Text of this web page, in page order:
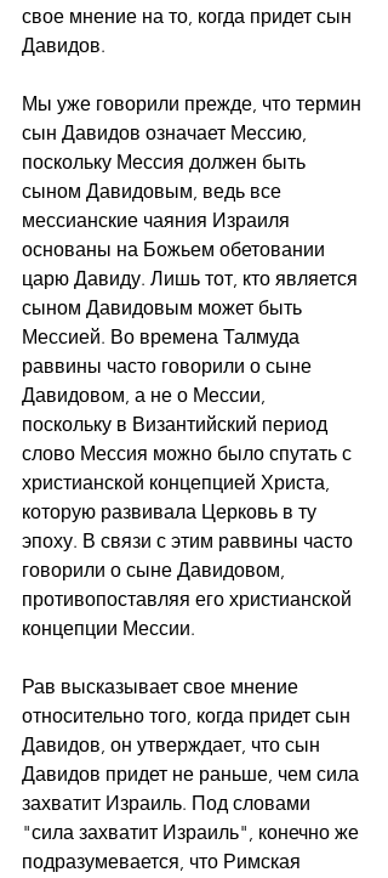
свое мнение на то, когда придет сын
Давидов.
Мы уже говорили прежде, что термин
сын Давидов означает Мессию,
поскольку Мессия должен быть
сыном Давидовым, ведь все
мессианские чаяния Израиля
основаны на Божьем обетовании
царю Давиду. Лишь тот, кто является
сыном Давидовым может быть
Мессией. Во времена Талмуда
раввины часто говорили о сыне
Давидовом, а не о Мессии,
поскольку в Византийский период
слово Мессия можно было спутать с
христианской концепцией Христа,
которую развивала Церковь в ту
эпоху. В связи с этим раввины часто
говорили о сыне Давидовом,
противопоставляя его христианской
концепции Мессии.
Рав высказывает свое мнение
относительно того, когда придет сын
Давидов, он утверждает, что сын
Давидов придет не раньше, чем сила
захватит Израиль. Под словами
"сила захватит Израиль", конечно же
подразумевается, что Римская